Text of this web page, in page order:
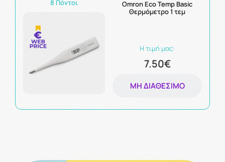
8 Πόντοι
Omron Eco Temp Basic
Θερμόμετρο 1 τεμ
Η τιμή μας:
7.50€
ΜΗ ΔΙΑΘΈΣΙΜΟ